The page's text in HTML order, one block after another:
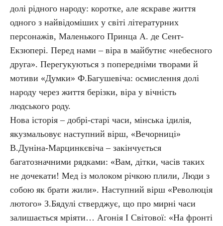
долі рідного народу: коротке, але яскраве життя
одного з найвідоміших у світі літературних
персонажів, Маленького Принца А. де Сент-
Екзюпері. Перед нами – віра в майбутнє «небесного
друга». Перегукуються з попередніми творами й
мотиви «Думки» Ф.Багушевіча: осмислення долі
народу через життя берізки, віра у вічність
людського роду.
Нова історія – добрі-старі часи, мінська ідилія,
якузмальовує наступний вірш, «Вечорниці»
В.Дуніна-Марцинкєвіча – закінчується
багатозначними рядками: «Вам, дітки, часів таких
не дочекати! Мед із молоком річкою плили, Люди з
собою як брати жили». Наступний вірш «Революція
лютого» З.Бядулі стверджує, що про мирні часи
залишається мріяти… Агонія І Світової: «На фронті